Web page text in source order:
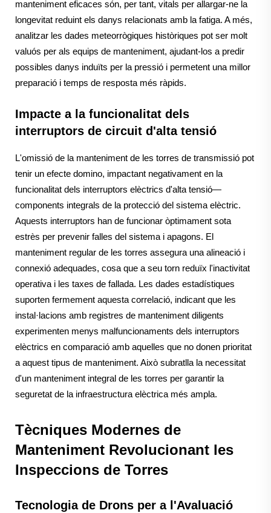
manteniment eficaces són, per tant, vitals per allargar-ne la
longevitat reduint els danys relacionats amb la fatiga. A més,
analitzar les dades meteorrògiques històriques pot ser molt
valuós per als equips de manteniment, ajudant-los a predir
possibles danys induïts per la pressió i permetent una millor
preparació i temps de resposta més ràpids.
Impacte a la funcionalitat dels
interruptors de circuit d'alta tensió
L'omissió de la manteniment de les torres de transmissió pot
tenir un efecte domino, impactant negativament en la
funcionalitat dels interruptors elèctrics d'alta tensió—
components integrals de la protecció del sistema elèctric.
Aquests interruptors han de funcionar òptimament sota
estrès per prevenir falles del sistema i apagons. El
manteniment regular de les torres assegura una alineació i
connexió adequades, cosa que a seu torn reduïx l'inactivitat
operativa i les taxes de fallada. Les dades estadístiques
suporten fermement aquesta correlació, indicant que les
instal·lacions amb registres de manteniment diligents
experimenten menys malfuncionaments dels interruptors
elèctrics en comparació amb aquelles que no donen prioritat
a aquest tipus de manteniment. Això subratlla la necessitat
d'un manteniment integral de les torres per garantir la
seguretat de la infraestructura elèctrica més ampla.
Tècniques Modernes de
Manteniment Revolucionant les
Inspeccions de Torres
Tecnologia de Drons per a l'Avaluació